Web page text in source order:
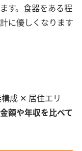
す。食器をある程
に優しくなります
成 ✕ 居住エリ
額や年収を比べて